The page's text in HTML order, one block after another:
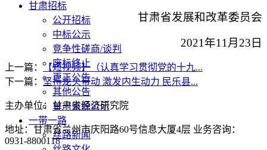
甘肃招标
公开招标
中标公示
竞争性磋商/谈判
废标终止
更正公告
其他公告
单一来源公示
一带一路
丝路新闻
甘肃省发展和改革委员会
2021年11月23日
上一篇：【短视频】（认真学习贯彻党的十九...
下一篇：坚持龙头带动 激发内生动力 民乐县...
主办单位：甘肃省经济研究院
地址：甘肃省兰州市庆阳路60号信息大厦4层 业务咨询：
0931-8800118